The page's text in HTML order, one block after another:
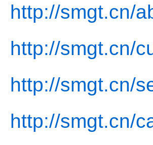
http://smgt.cn/
http://smgt.cn/
http://smgt.cn/
http://smgt.cn/